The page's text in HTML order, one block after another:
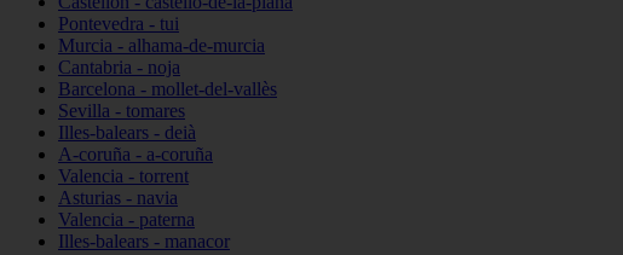
Pontevedra - tui
Murcia - alhama-de-murcia
Cantabria - noja
Barcelona - mollet-del-vallès
Sevilla - tomares
Illes-balears - deià
A-coruña - a-coruña
Valencia - torrent
Asturias - navia
Valencia - paterna
Illes-balears - manacor